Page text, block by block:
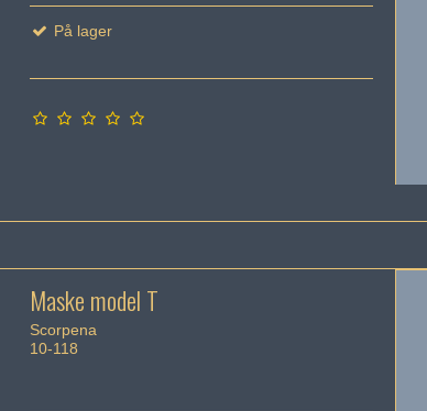
På lager
Maske model T
Scorpena
10-118